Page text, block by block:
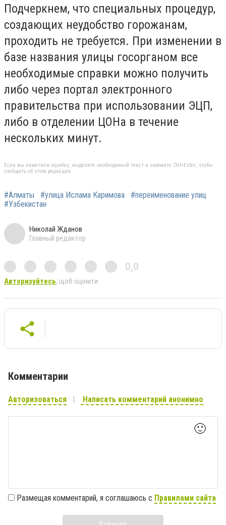
Подчеркнем, что специальных процедур,
создающих неудобство горожанам,
проходить не требуется. При изменении в
базе названия улицы госорганом все
необходимые справки можно получить
либо через портал электронного
правительства при использовании ЭЦП,
либо в отделении ЦОНа в течение
нескольких минут.
Если вы заметили ошибку, выделите необходимый текст и нажмите Ctrl+Enter, чтобы
сообщить об этом редакции
#Алматы #улица Ислама Каримова
#переименование улиц
#Узбекистан
Николай Жданов
Главный редактор
0,0
Авторизуйтесь, щоб оцінити
Комментарии
Авторизоваться Написать комментарий анонимно
🙂
Размещая комментарий, я соглашаюсь с Правилами сайта